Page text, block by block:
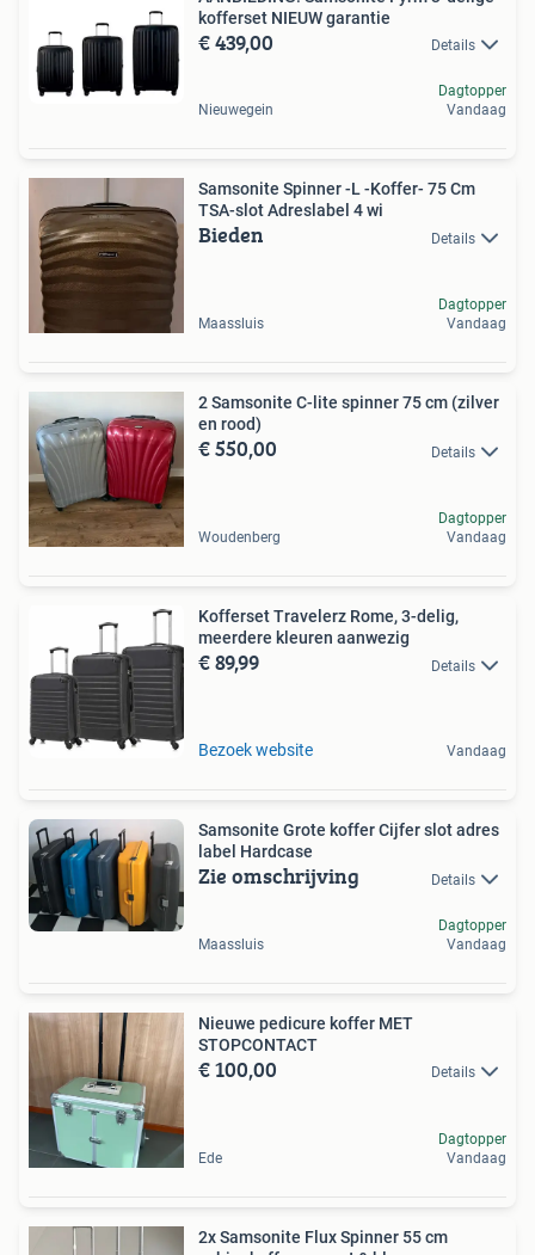
kofferset NIEUW garantie
€ 439,00 Details
Nieuwegein
Dagtopper
Vandaag
Samsonite Spinner -L -Koffer- 75 Cm
TSA-slot Adreslabel 4 wi
Bieden Details
Maassluis
Dagtopper
Vandaag
2 Samsonite C-lite spinner 75 cm (zilver
en rood)
€ 550,00 Details
Woudenberg
Dagtopper
Vandaag
Kofferset Travelerz Rome, 3-delig,
meerdere kleuren aanwezig
€ 89,99 Details
Bezoek website Vandaag
Samsonite Grote koffer Cijfer slot adres
label Hardcase
Zie omschrijving Details
Maassluis
Dagtopper
Vandaag
Nieuwe pedicure koffer MET
STOPCONTACT
€ 100,00 Details
Ede
Dagtopper
Vandaag
2x Samsonite Flux Spinner 55 cm